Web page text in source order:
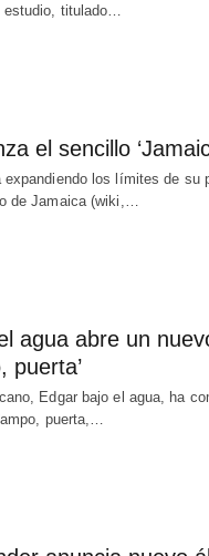
estudio, titulado…
el sencillo
expandiendo los límites de su
de Jamaica (wiki,…
agua abre un
puerta’
Edgar bajo el agua, ha
puerta,…